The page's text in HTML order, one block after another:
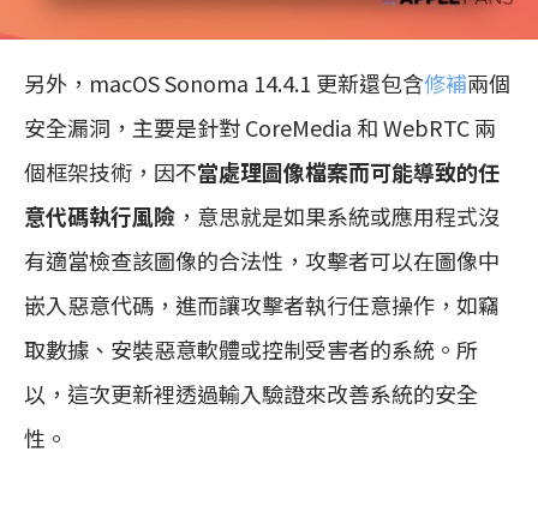
另外，macOS Sonoma 14.4.1 更新還包含修補兩個
安全漏洞，主要是針對 CoreMedia 和 WebRTC 兩
個框架技術，因不當處理圖像檔案而可能導致的任
意代碼執行風險 ，意思就是如果系統或應用程式沒
有適當檢查該圖像的合法性，攻擊者可以在圖像中
嵌入惡意代碼，進而讓攻擊者執行任意操作，如竊
取數據、安裝惡意軟體或控制受害者的系統。所
以，這次更新裡透過輸入驗證來改善系統的安全
性。